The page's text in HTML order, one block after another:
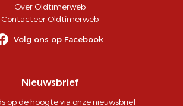
Over Oldtimerweb
Contacteer Oldtimerweb
Volg ons op Facebook
Nieuwsbrief
op de hoogte via onze nieuwsbrief